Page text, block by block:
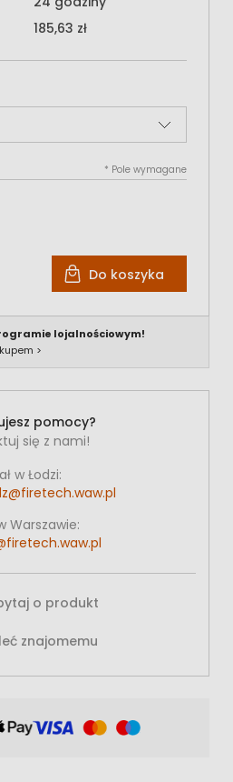
185,63 zł
* Pole wymagane
Do koszyka
lojalnościowym!
>
pomocy?
się z nami!
w Łodzi:
Warszawie:
o produkt
znajomemu